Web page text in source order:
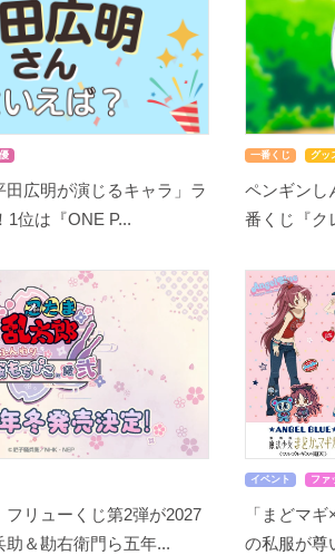
田広明が演じるキャラ」ラ
1位は『ONE P...
一番くじ グッ
ペンギンし
番くじ『ク
フリューくじ第2弾が2027
＆勘右衛門ら五年...
イベント ファ
「まどマ
の私服が尊